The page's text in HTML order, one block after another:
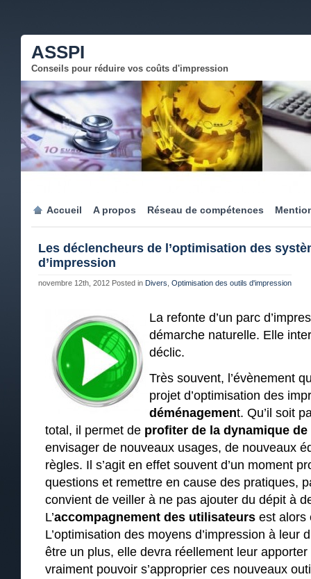
ASSPI
Conseils pour réduire vos coûts d'impression
Accueil A propos Réseau de compétences
Les déclencheurs de l’optimisation des
d’impression
novembre 12th, 2012 Posted in Divers Optimisation des outils d'impression
La refonte d’un parc
démarche naturelle. Elle
déclic.
Très souvent, l’évènement
projet d’optimisation des
déménagement. Qu’il soit
total, il permet de profiter de la dynamique
envisager de nouveaux usages, de nouveaux
règles. Il s’agit en effet souvent d’un moment
questions et remettre en cause des pratiques,
convient de veiller à ne pas ajouter du dépit à
L’accompagnement des utilisateurs est alors
L’optimisation des moyens d’impression à leur
être un plus, elle devra réellement leur
vraiment pouvoir s’approprier ces nouveaux